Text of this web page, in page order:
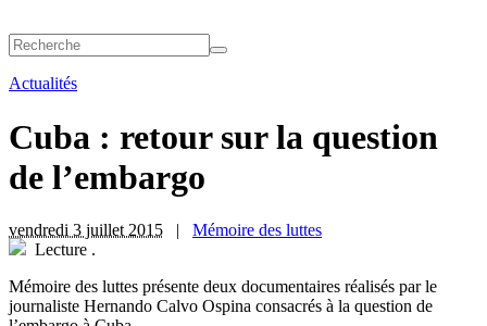
Actualités
Cuba : retour sur la question
de l’embargo
vendredi 3 juillet 2015 | Mémoire des luttes
Lecture .
Mémoire des luttes présente deux documentaires réalisés par le
journaliste Hernando Calvo Ospina consacrés à la question de